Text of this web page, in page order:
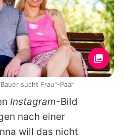
Instagram-Bild
nach einer
will das nicht
sucht Frau"-Paar